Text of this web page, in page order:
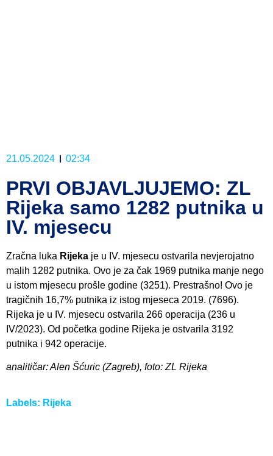
21.05.2024 02:34
PRVI OBJAVLJUJEMO: ZL
Rijeka samo 1282 putnika u
IV. mjesecu
Zračna luka Rijeka je u IV. mjesecu ostvarila nevjerojatno
malih 1282 putnika. Ovo je za čak 1969 putnika manje nego
u istom mjesecu prošle godine (3251). Prestrašno! Ovo je
tragičnih 16,7% putnika iz istog mjeseca 2019. (7696).
Rijeka je u IV. mjesecu ostvarila 266 operacija (236 u
IV/2023). Od početka godine Rijeka je ostvarila 3192
putnika i 942 operacije.
analitičar: Alen Šćuric (Zagreb), foto: ZL Rijeka
Labels: Rijeka